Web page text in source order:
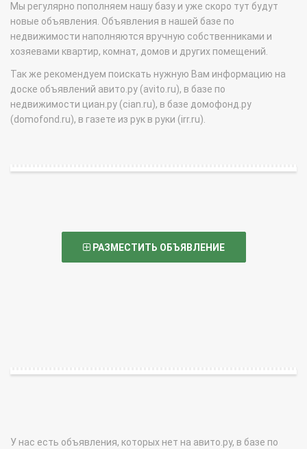
Мы регулярно пополняем нашу базу и уже скоро тут будут
новые объявления. Объявления в нашей базе по
недвижимости наполняются вручную собственниками и
хозяевами квартир, комнат, домов и других помещений.
Так же рекомендуем поискать нужную Вам информацию на
доске объявлений авито.ру (avito.ru), в базе по
недвижимости циан.ру (cian.ru), в базе домофонд.ру
(domofond.ru), в газете из рук в руки (irr.ru).
РАЗМЕСТИТЬ ОБЪЯВЛЕНИЕ
У нас есть объявления, которых нет на авито.ру, в базе по